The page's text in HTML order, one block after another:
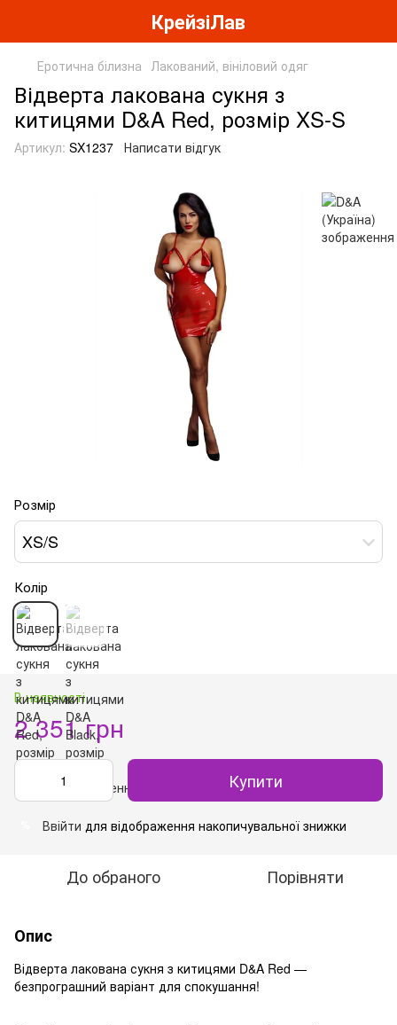
КрейзіЛав
Еротична білизна Лакований, вініловий одяг
Відверта лакована сукня з
китицями D&A Red, розмір XS-S
Артикул: SX1237 Написати відгук
Розмір
XS/S
Колір
В наявності
2 351 грн
Купити
Ввійти для відображення накопичувальної знижки
До обраного Порівняти
Опис
Відверта лакована сукня з китицями D&A Red —
безпрограшний варіант для спокушання!